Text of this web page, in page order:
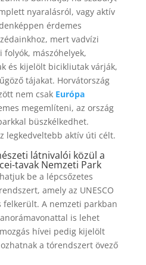
nyaralásról, vagy aktív
érdemes
mert vadvízi
folyók, mászóhelyek,
és kijelölt bicikliutak várják,
tájakat. Horvátország
nem csak Európa
megemlíteni, az ország
büszkélkedhet.
legkedveltebb aktív úti célt.
látnivalói közül a
tavak Nemzeti Park
be a lépcsőzetes
amely az UNESCO
felkerült. A nemzeti parkban
is lehet
hívei pedig kijelölt
a tórendszert övező